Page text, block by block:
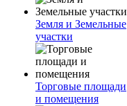
Земля и Земельные
участки
Торговые площади
и помещения